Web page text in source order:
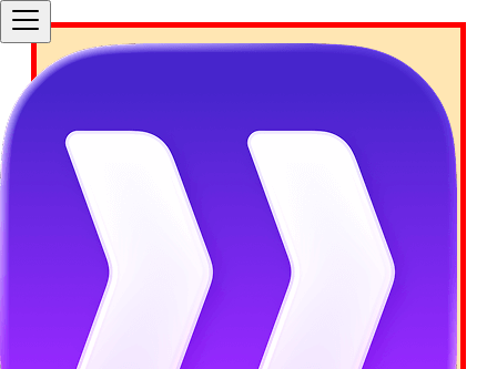
not load properly.
A very common reason is a wrong site
baseUrl configuration
Current configured baseUrl =
/pt-pt/
We suggest trying baseUrl =
/pt-pt/